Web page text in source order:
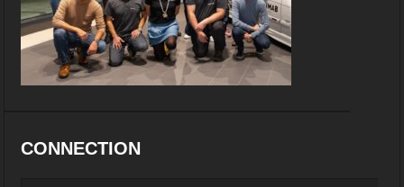
CONNECTION